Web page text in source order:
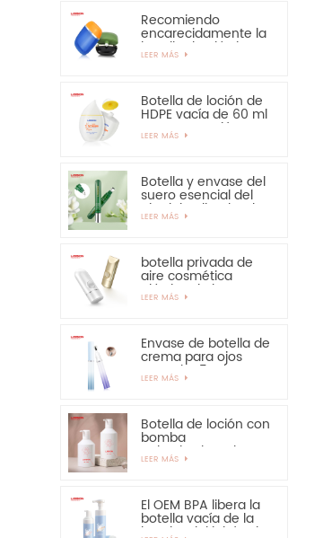
Recomiendo
encarecidamente la
botella de plástico
ovalada de la
30ml 50ml
LEER MÁS
Botella de loción de
HDPE vacía de 60 ml
para protección
solar: muy
LEER MÁS
Botella y envase del
suero esencial del
ojo del aplicador de
la aleación del cinc
LEER MÁS
botella privada de
aire cosmética
plástica de la crema
de manos de la
50ml
LEER MÁS
Envase de botella de
crema para ojos
PETG de 15 ml con
aplicador de
LEER MÁS
Botella de loción con
bomba
pulverizadora de
300ml y 350ml para
LEER MÁS
El OEM BPA libera la
botella vacía de la
bomba del jabón de